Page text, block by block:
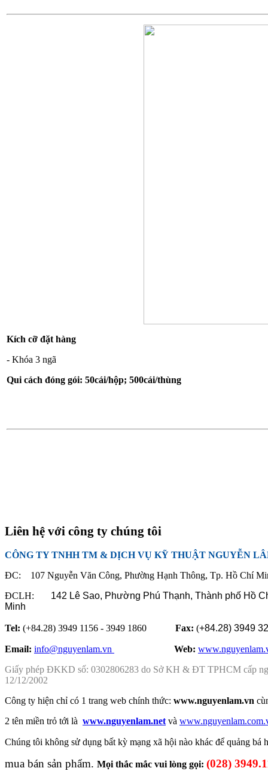
Kích cỡ đặt hàng
- Khóa 3 ngã
Qui cách đóng gói: 50cái/hộp; 500cái/thùng
Liên hệ với công ty chúng tôi
CÔNG TY TNHH TM & DỊCH VỤ KỸ THUẬT NGUYỄN
ĐC: 107 Nguyễn Văn Công, Phường Hạnh Thông, Tp. Hồ Chí
ĐCLH: 142 Lê Sao, Phường Phú Thạnh, Thành phố Hồ
Minh
Tel: (+84.28) 3949 1156 - 3949 1860 Fax: (+84.28) 3949
Email: info@nguyenlam.vn Web:
Giấy phép ĐKKD số: 0302806283 do Sở KH & ĐT TPHCM cấp
12/12/2002
Công ty hiện chỉ có 1 trang web chính thức: www.nguyenlam.vn
2 tên miền trỏ tới là www.nguyenlam.net và
Chúng tôi không sử dụng bất kỳ mạng xã hội nào khác để quảng bá
mua bán sản phẩm. Mọi thắc mắc vui lòng gọi: (028)